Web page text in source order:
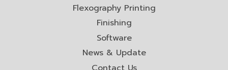
Flexography Printing
Finishing
Software
News & Update